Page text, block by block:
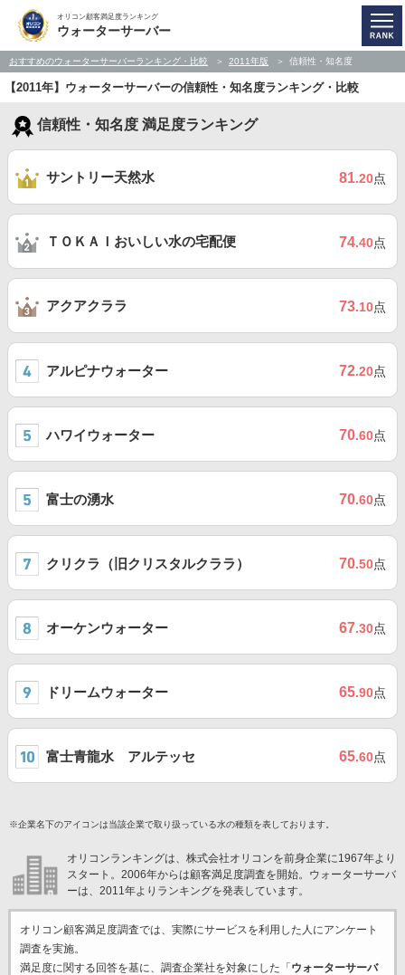
オリコン顧客満足度ランキング
ウォーターサーバー
おすすめのウォーターサーバーランキング・比較 2011年版 信頼性・知名度
【2011年】ウォーターサーバーの信頼性・知名度ランキング・比較
信頼性・知名度 満足度ランキング
サントリー天然水 81.20点
ＴＯＫＡＩおいしい水の宅配便 74.40点
アクアクララ 73.10点
アルピナウォーター 72.20点
ハワイウォーター 70.60点
富士の湧水 70.60点
クリクラ（旧クリスタルクララ） 70.50点
オーケンウォーター 67.30点
ドリームウォーター 65.90点
富士青龍水 アルテッセ 65.60点
※企業名下のアイコンは当該企業で取り扱っている水の種類を表しております。
オリコンランキングは、株式会社オリコンを前身企業に1967年より
スタート。2006年からは顧客満足度調査を開始。ウォーターサーバ
ーは、2011年よりランキングを発表しています。
オリコン顧客満足度調査では、実際にサービスを利用した 人にアンケート
調査を実施。
満足度に関する回答を基に、調査企業社を対象にした「 ウォーターサーバ